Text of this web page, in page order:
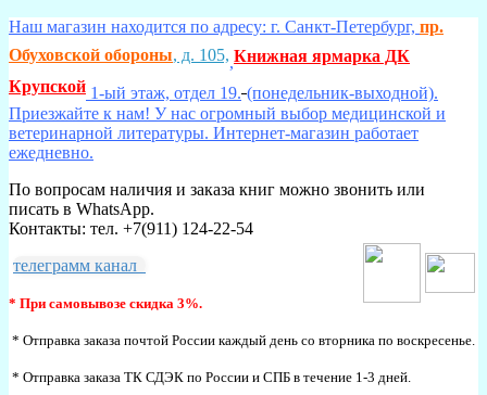
Наш магазин находится по адресу: г. Санкт-Петербург, пр.
Обуховской обороны, д. 105,,Книжная ярмарка ДК
Крупской 1-ый этаж, отдел 19. (понедельник-выходной).
Приезжайте к нам! У нас огромный выбор медицинской и
ветеринарной литературы. Интернет-магазин работает
ежедневно.
По вопросам наличия и заказа книг можно звонить или
писать в WhatsApp.
Контакты: тел. +7(911) 124-22-54
телеграмм канал
* При самовывозе скидка 3%.
* Отправка заказа почтой России каждый день со вторника по воскресенье.
* Отправка заказа ТК СДЭК по России и СПБ в течение 1-3 дней.